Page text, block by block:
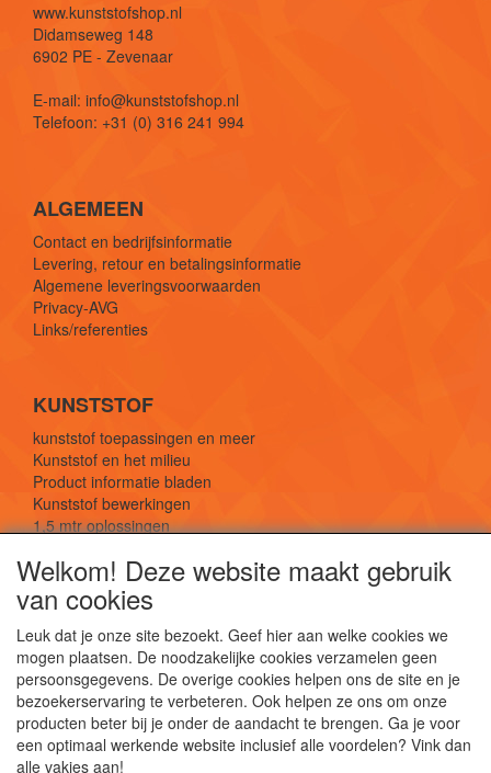
www.kunststofshop.nl
Didamseweg 148
6902 PE - Zevenaar
E-mail: info@kunststofshop.nl
Telefoon: +31 (0) 316 241 994
ALGEMEEN
Contact en bedrijfsinformatie
Levering, retour en betalingsinformatie
Algemene leveringsvoorwaarden
Privacy-AVG
Links/referenties
KUNSTSTOF
kunststof toepassingen en meer
Kunststof en het milieu
Product informatie bladen
Kunststof bewerkingen
1,5 mtr oplossingen
SOCIALE MEDIA
De webshop voor kunststof platen, folies, buizen
Welkom! Deze website maakt gebruik
van cookies
Leuk dat je onze site bezoekt. Geef hier aan welke cookies we
mogen plaatsen. De noodzakelijke cookies verzamelen geen
persoonsgegevens. De overige cookies helpen ons de site en je
bezoekerservaring te verbeteren. Ook helpen ze ons om onze
producten beter bij je onder de aandacht te brengen. Ga je voor
een optimaal werkende website inclusief alle voordelen? Vink dan
alle vakjes aan!